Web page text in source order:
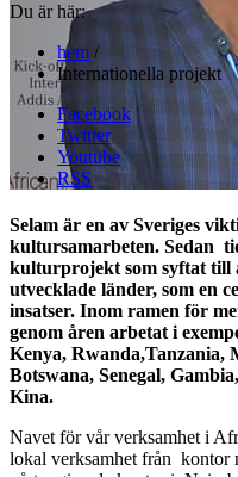
Du är här:
hem /
Internationella projekt
Facebook
Twitter
Youtube
RSS
Selam är en av Sveriges
kultursamarbeten. Sedan
kulturprojekt som syftat till
utvecklade länder, som en
insatser. Inom ramen för
genom åren arbetat i
Kenya, Rwanda,Tanzania,
Botswana, Senegal,
Kina.
Navet för vår verksamhet i
lokal verksamhet från kontor